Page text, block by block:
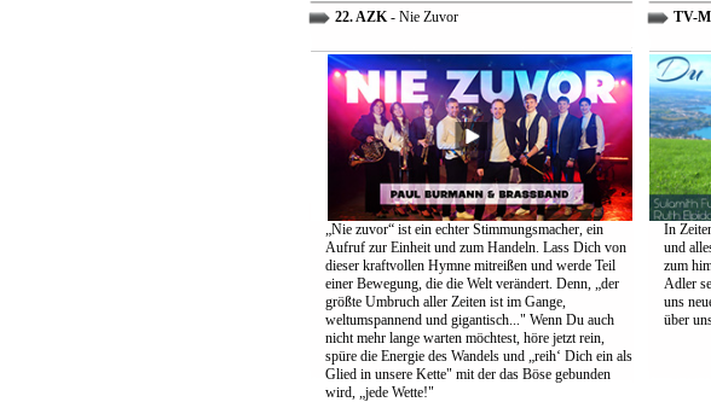
22. AZK- Nie Zuvor
„Nie zuvor“ ist ein echter Stimmungsmacher, ein
Aufruf zur Einheit und zum Handeln. Lass Dich von
dieser kraftvollen Hymne mitreißen und werde Teil
einer Bewegung, die die Welt verändert. Denn, „der
größte Umbruch aller Zeiten ist im Gange,
weltumspannend und gigantisch..." Wenn Du auch
nicht mehr lange warten möchtest, höre jetzt rein,
spüre die Energie des Wandels und „reih‘ Dich ein als
Glied in unsere Kette" mit der das Böse gebunden
wird, „jede Wette!"
TV-
In
und
zum
Adler
uns
über